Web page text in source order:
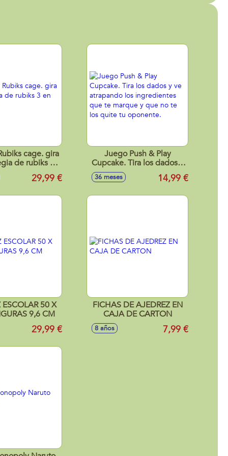
cage. gira
de rubiks 3
raya.
29,99 €
Juego Push & Play
Cupcake. Tira los dados y
ve atrapando los
ingredientes que te
36 meses 14,99 €
9,6 CM
29,99 €
FICHAS DE AJEDREZ EN
CAJA DE CARTON
8 años 7,99 €